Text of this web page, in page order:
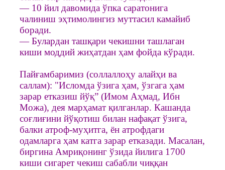
— 10 йил давомида ўпка саратонига
чалиниш эҳтимолингиз муттасил камайиб
боради.
— Булардан ташқари чекишни ташлаган
киши моддий жиҳатдан ҳам фойда кўради.
Пайғамбаримиз (соллаллоҳу алайҳи ва
саллам): "Исломда ўзига ҳам, ўзгага ҳам
зарар етказиш йўқ” (Имом Аҳмад, Ибн
Можа), дея марҳамат қилганлар. Кашанда
соғлиғини йўқотиш билан нафақат ўзига,
балки атроф-муҳитга, ён атрофдаги
одамларга ҳам катга зарар етказади. Масалан,
биргина Амриқонинг ўзида йилига 1700
киши сигарет чекиш сабабли чиққан